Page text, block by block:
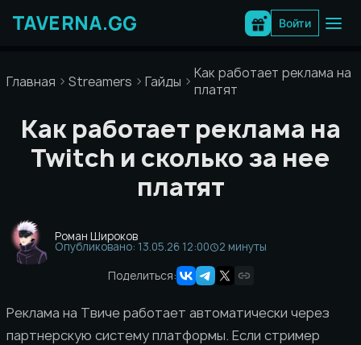
содержимому
Войти
Главная Streamers Гайды
Как работает реклама на
платят
Как работает реклама на
Twitch и сколько за нее
платят
Роман Широков
Опубликовано: 13.05.26 12:00
2 минуты
Поделиться:
Реклама на Твиче работает автоматически через
партнерскую систему платформы. Если стример